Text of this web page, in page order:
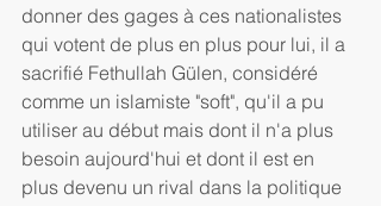
donner des gages à ces nationalistes
qui votent de plus en plus pour lui, il a
sacrifié Fethullah Gülen, considéré
comme un islamiste "soft", qu'il a pu
utiliser au début mais dont il n'a plus
besoin aujourd'hui et dont il est en
plus devenu un rival dans la politique